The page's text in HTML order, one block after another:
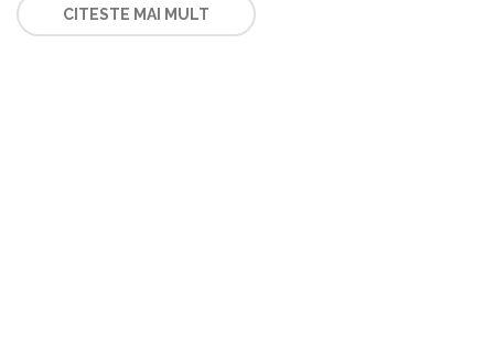
CITESTE MAI MULT